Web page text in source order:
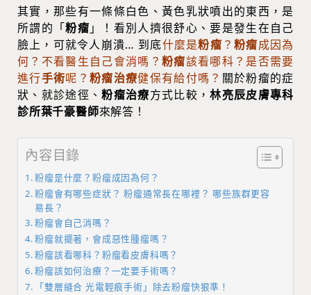
其實，那些有一條條白色、黃色乳狀噴出的東西，是
所謂的「粉瘤 」！看別人擠很舒心、要是發生在自己
臉上，可就令人崩潰… 到底什麼是粉瘤 ？粉瘤成因為
何？不看醫生自己會消嗎？ 粉瘤該看哪科？是否需要
進行手術呢？ 粉瘤治療健保有給付嗎？ 關於粉瘤的症
狀、就診途徑、粉瘤治療方式比較，林亮辰皮膚專科
診所葉千豪醫師來解答！
內容目錄
粉瘤是什麼？粉瘤成因為何？
粉瘤會有哪些症狀？ 粉瘤通常長在哪裡？ 哪些族群更容
易長？
粉瘤會自己消嗎？
粉瘤就擺著，會成惡性腫瘤嗎？
粉瘤該看哪科？粉瘤看皮膚科嗎？
粉瘤該如何治療？一定要手術嗎？
「雙層縫合 光電輕痕手術」除去粉瘤快狠準！